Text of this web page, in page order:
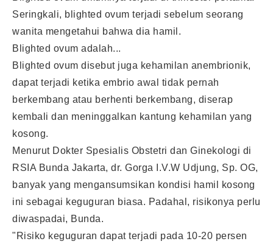
Seringkali, blighted ovum terjadi sebelum seorang
wanita mengetahui bahwa dia hamil.
Blighted ovum adalah...
Blighted ovum disebut juga kehamilan anembrionik,
dapat terjadi ketika embrio awal tidak pernah
berkembang atau berhenti berkembang, diserap
kembali dan meninggalkan kantung kehamilan yang
kosong.
Menurut Dokter Spesialis Obstetri dan Ginekologi di
RSIA Bunda Jakarta, dr. Gorga I.V.W Udjung, Sp. OG,
banyak yang mengansumsikan kondisi hamil kosong
ini sebagai keguguran biasa. Padahal, risikonya perlu
diwaspadai, Bunda.
"Risiko keguguran dapat terjadi pada 10-20 persen